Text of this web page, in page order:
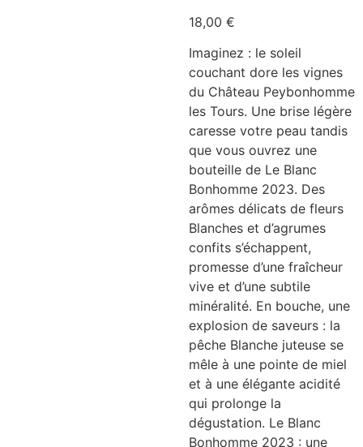
18,00 €
Imaginez : le soleil
couchant dore les vignes
du Château Peybonhomme
les Tours. Une brise légère
caresse votre peau tandis
que vous ouvrez une
bouteille de Le Blanc
Bonhomme 2023. Des
arômes délicats de fleurs
Blanches et d’agrumes
confits s’échappent,
promesse d’une fraîcheur
vive et d’une subtile
minéralité. En bouche, une
explosion de saveurs : la
pêche Blanche juteuse se
mêle à une pointe de miel
et à une élégante acidité
qui prolonge la
dégustation. Le Blanc
Bonhomme 2023 : une